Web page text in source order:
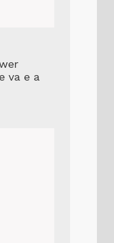
va e a